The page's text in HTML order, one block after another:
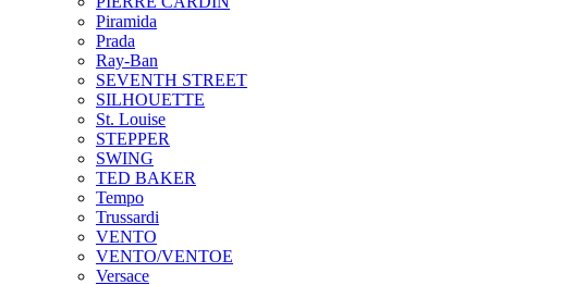
Piramida
Prada
Ray-Ban
SEVENTH STREET
SILHOUETTE
St. Louise
STEPPER
SWING
TED BAKER
Tempo
Trussardi
VENTO
VENTO/VENTOE
Versace